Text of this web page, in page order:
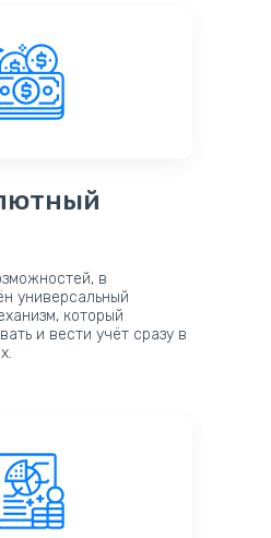
в
универсальный
который
и вести учёт сразу в